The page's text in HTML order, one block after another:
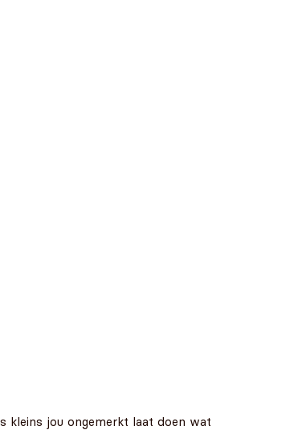
kleins jou ongemerkt laat doen wat